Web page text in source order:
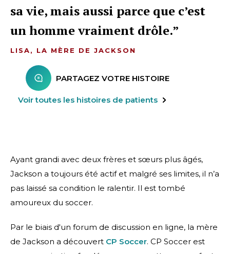
sa vie, mais aussi parce que c’est
un homme vraiment drôle.
LISA, LA MÈRE DE JACKSON
PARTAGEZ VOTRE HISTOIRE
Voir toutes les histoires de patients
Ayant grandi avec deux frères et sœurs plus âgés,
Jackson a toujours été actif et malgré ses limites, il n’a
pas laissé sa condition le ralentir. Il est tombé
amoureux du soccer.
Par le biais d'un forum de discussion en ligne, la mère
de Jackson a découvert CP Soccer. CP Soccer est